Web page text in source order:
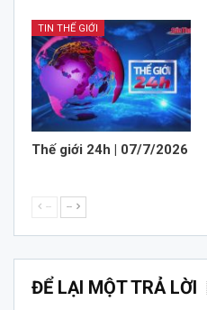
TIN THẾ GIỚI
Thế giới 24h | 07/7/2026
-- --
ĐỂ LẠI MỘT TRẢ LỜI